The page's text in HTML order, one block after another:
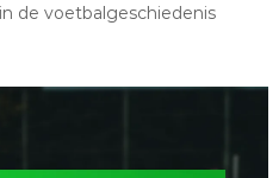
de voetbalgeschiedenis